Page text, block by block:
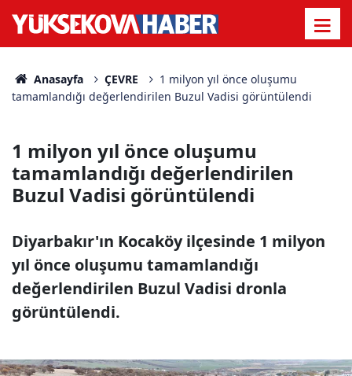
Anasayfa ÇEVRE
1 milyon yıl önce oluşumu
tamamlandığı değerlendirilen Buzul Vadisi görüntülendi
1 milyon yıl önce oluşumu
tamamlandığı değerlendirilen
Buzul Vadisi görüntülendi
Diyarbakır'ın Kocaköy ilçesinde 1 milyon
yıl önce oluşumu tamamlandığı
değerlendirilen Buzul Vadisi dronla
görüntülendi.